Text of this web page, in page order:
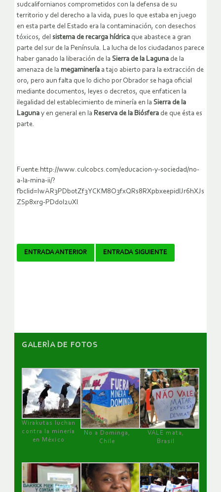
sudcalifornianos comprometidos con la defensa de su
territorio y del derecho a la vida, pues lo que estaba en juego
en esta parte del Estado era la contaminación, con desechos
tóxicos, del sistema de recarga hídrica que abastece a gran
parte del sur de la Península. La lucha de los ciudadanos parece
haber ganado la liberación de la Sierra de la Laguna de la
amenaza de la megaminería a tajo abierto para la extracción de
oro, pero aun falta que lo dicho por Obrador se haga oficial
mediante documentos, leyes o decretos, que enfaticen la
ilegalidad del establecimiento de minería en la Sierra de la
Laguna y en general en la Reserva de la Biósfera de que ésta es
parte.
Fuente:http://www.culcobcs.com/educacion-y-sociedad/no-
a-la-mina-ii/?
fbclid=IwAR3PDb0tZf3YCKM8O3fxQRs8RXpbxeepidlJr6hXJs
ZSp8xrg-PDd0l2uXI
Navegador
ENTRADA ANTERIOR ENTRADA SIGUIENTE
GALERÌA DE FOTOS
Wirakutas luchan
contra la minería
en México
No a Dominga,
Chile
VALE mata,
Brasil